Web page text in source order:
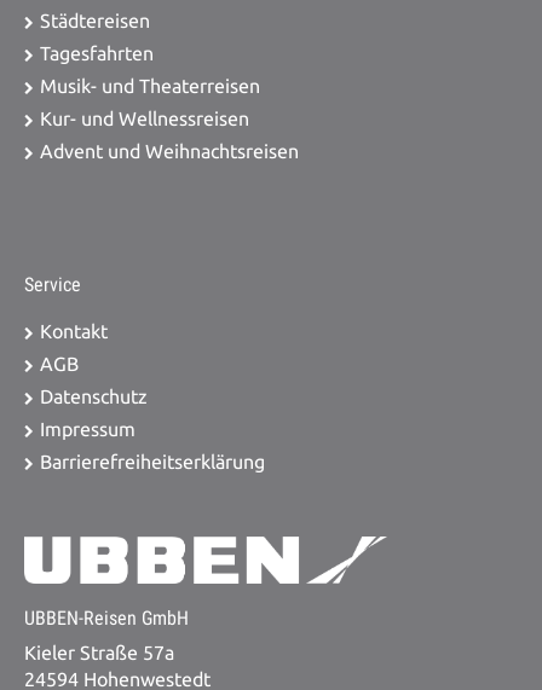
Städtereisen
Tagesfahrten
Musik- und Theaterreisen
Kur- und Wellnessreisen
Advent und Weihnachtsreisen
Service
Kontakt
AGB
Datenschutz
Impressum
Barrierefreiheitserklärung
UBBEN-Reisen GmbH
Kieler Straße 57a
24594 Hohenwestedt